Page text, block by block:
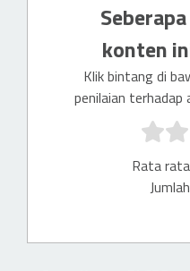
konten
Klik bintang di
penilaian
Rata